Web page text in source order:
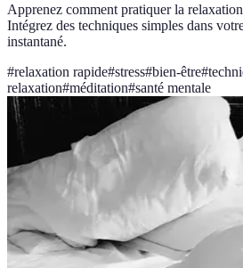
Apprenez comment pratiquer la
Intégrez des techniques simples dans
instantané.
#relaxation rapide#stress#bien-être#
relaxation#méditation#santé mentale